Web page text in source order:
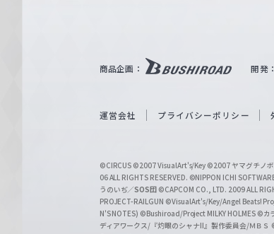
W
i
c
h
w
商品企画： 開発：
運営会社 プライバシーポリシー
©CIRCUS ©2007 VisualArt's/Key ©2007 ヤマグチノ
06 ALL RIGHTS RESERVED. ©NIPPON ICHI
うのいぢ／SOS団 ©CAPCOM CO., LTD. 2009 ALL
PROJECT-RAILGUN ©VisualArt's/Key/Angel Beats!
N'S NOTES) ©Bushiroad/Project MILKY HOLMES ©カ
ディアワークス/『灼眼のシャナII』製作委員会/ＭＢＳ